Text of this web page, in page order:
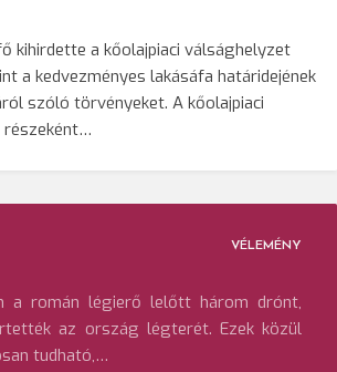
kihirdette a kőolajpiaci válsághelyzet
a kedvezményes lakásáfa határidejének
szóló törvényeket. A kőolajpiaci
részeként…
VÉLEMÉNY
a román légierő lelőtt három drónt,
az ország légterét. Ezek közül
tudható,…